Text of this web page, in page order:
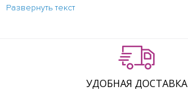
Развернуть текст
УДОБНАЯ ДОСТАВКА